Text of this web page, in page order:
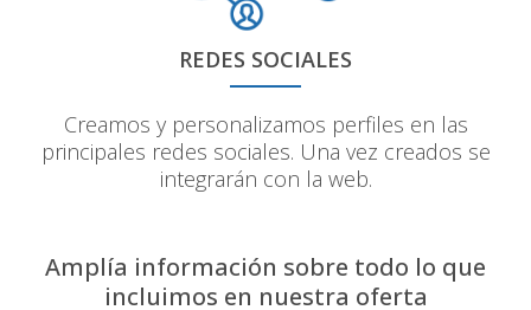
REDES SOCIALES
Creamos y personalizamos perfiles en las
principales redes sociales. Una vez creados se
integrarán con la web.
Amplía información sobre todo lo que
incluimos en nuestra oferta